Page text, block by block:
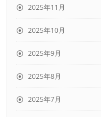
2025年11月
2025年10月
2025年9月
2025年8月
2025年7月